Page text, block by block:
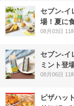
セブン‐
場！夏に
08月03日 11
セブン‐
ミント登
08月06日 11
ピザハッ